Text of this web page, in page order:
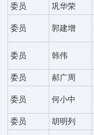
委员
巩华荣
委员 郭建增
委员 韩伟
委员
郝广周
委员 何小中
委员
胡明列